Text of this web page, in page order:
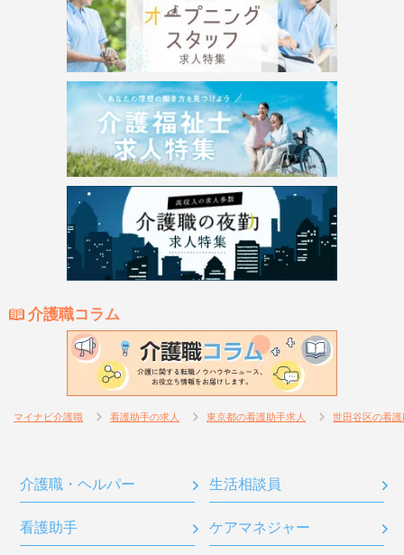
介護職コラム
マイナビ介護職 看護助手の求人 東京都の看護助手求人 世田谷区の看
介護職・ヘルパー 生活相談員
看護助手 ケアマネジャー